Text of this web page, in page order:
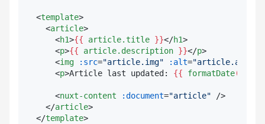
<template>
<article>
<h1>{{ article.title }}</h1>
<p>{{ article.description }}</p>
<img :src="article.img" :alt="article.alt"
<p>Article last updated: {{ formatDate(
<nuxt-content :document="article" />
</article>
</template>